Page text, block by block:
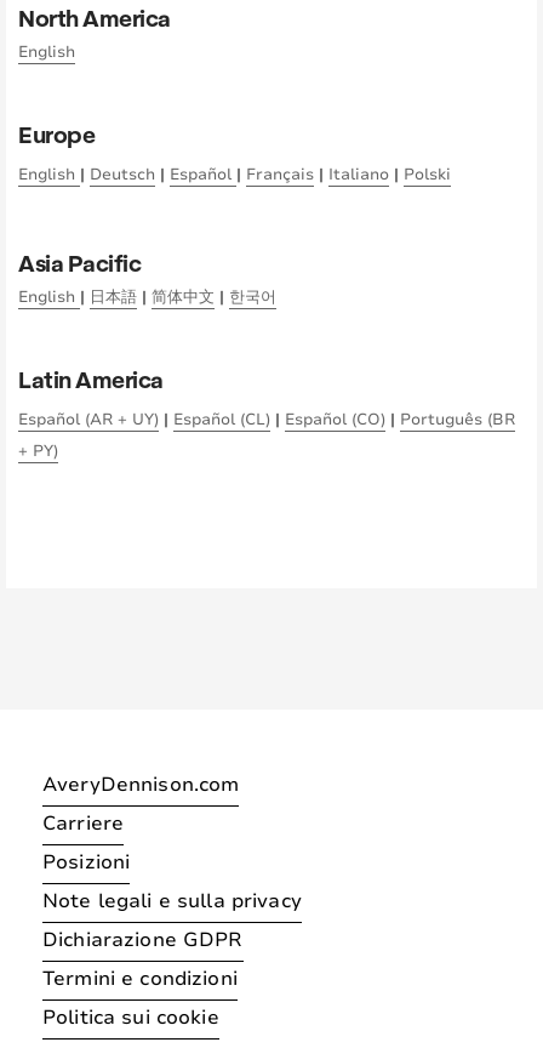
North America
English
Europe
English | Deutsch | Español | Français | Italiano | Polski
Asia Pacific
English | 日本語 | 简体中文 | 한국어
Latin America
Español (AR + UY) | Español (CL) | Español (CO) | Português (BR
+ PY)
AveryDennison.com
Carriere
Posizioni
Note legali e sulla privacy
Dichiarazione GDPR
Termini e condizioni
Politica sui cookie